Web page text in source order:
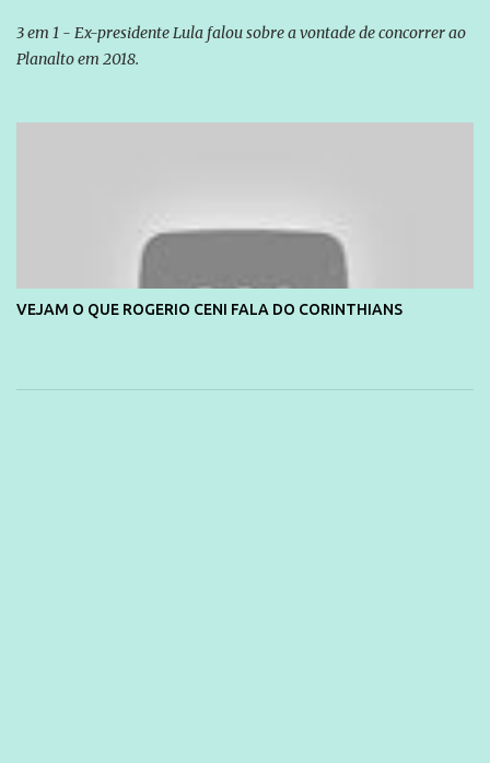
3 em 1 - Ex-presidente Lula falou sobre a vontade de concorrer ao
Planalto em 2018.
VEJAM O QUE ROGERIO CENI FALA DO CORINTHIANS